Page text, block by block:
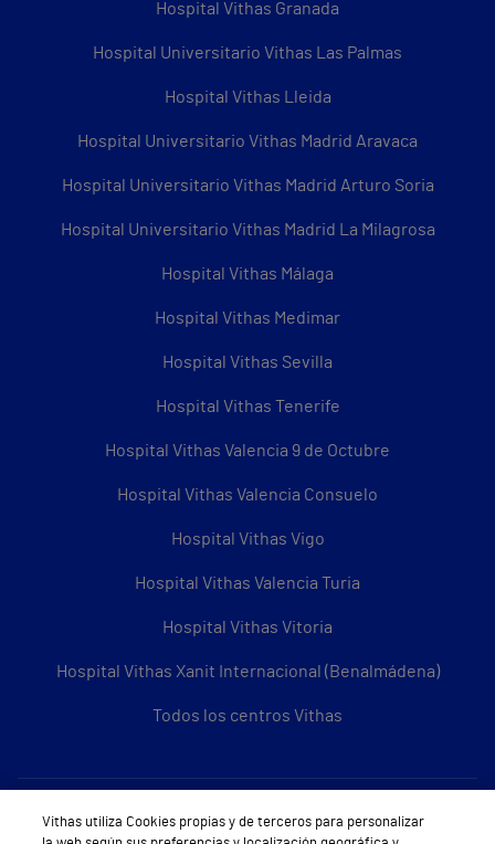
Hospital Vithas Granada
Hospital Universitario Vithas Las Palmas
Hospital Vithas Lleida
Hospital Universitario Vithas Madrid Aravaca
Hospital Universitario Vithas Madrid Arturo Soria
Hospital Universitario Vithas Madrid La Milagrosa
Hospital Vithas Málaga
Hospital Vithas Medimar
Hospital Vithas Sevilla
Hospital Vithas Tenerife
Hospital Vithas Valencia 9 de Octubre
Hospital Vithas Valencia Consuelo
Hospital Vithas Vigo
Hospital Vithas Valencia Turia
Hospital Vithas Vitoria
Hospital Vithas Xanit Internacional (Benalmádena)
Todos los centros Vithas
Sobre Vithas
Vithas utiliza Cookies propias y de terceros para personalizar